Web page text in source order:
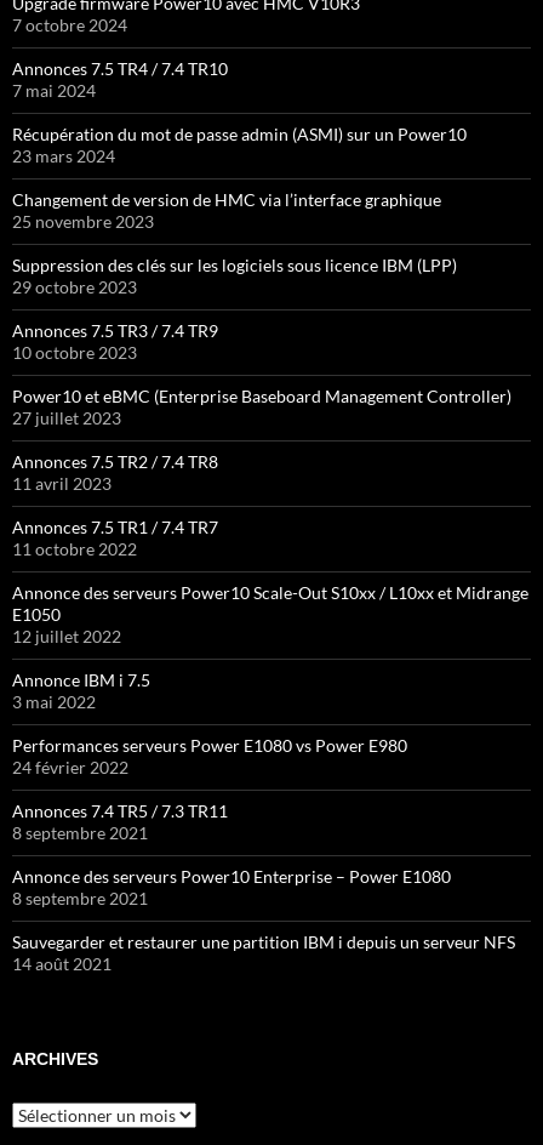
7 octobre 2024
Annonces 7.5 TR4 / 7.4 TR10
7 mai 2024
Récupération du mot de passe admin (ASMI) sur un Power10
23 mars 2024
Changement de version de HMC via l’interface graphique
25 novembre 2023
Suppression des clés sur les logiciels sous licence IBM (LPP)
29 octobre 2023
Annonces 7.5 TR3 / 7.4 TR9
10 octobre 2023
Power10 et eBMC (Enterprise Baseboard Management Controller)
27 juillet 2023
Annonces 7.5 TR2 / 7.4 TR8
11 avril 2023
Annonces 7.5 TR1 / 7.4 TR7
11 octobre 2022
Annonce des serveurs Power10 Scale-Out S10xx / L10xx et Midrange
E1050
12 juillet 2022
Annonce IBM i 7.5
3 mai 2022
Performances serveurs Power E1080 vs Power E980
24 février 2022
Annonces 7.4 TR5 / 7.3 TR11
8 septembre 2021
Annonce des serveurs Power10 Enterprise – Power E1080
8 septembre 2021
Sauvegarder et restaurer une partition IBM i depuis un serveur NFS
14 août 2021
ARCHIVES
Archives